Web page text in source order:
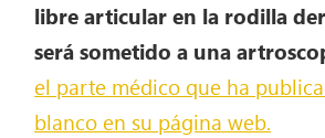
libre articular en la rodilla
será sometido a una
el parte médico que ha
blanco en su página web.